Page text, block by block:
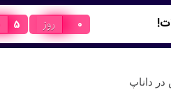
0 روز 5
داناپ